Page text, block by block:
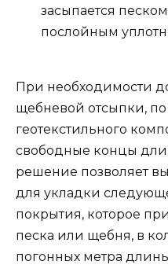
засыпается
послойным
При необходимости
щебневой отсыпки,
геотекстильного
свободные концы
решение позволяет
для укладки
покрытия, которое
песка или щебня, в
погонных метра